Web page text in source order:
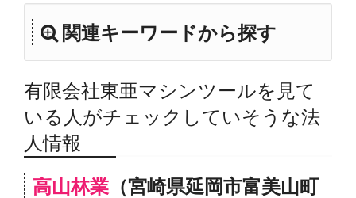
関連キーワードから探す
有限会社東亜マシンツールを見て
いる人がチェックしていそうな法
人情報
高山林業 （宮崎県延岡市富美山町